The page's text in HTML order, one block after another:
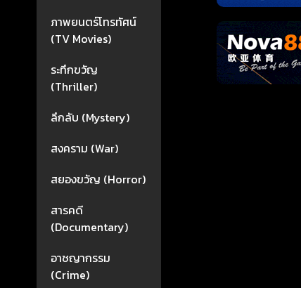
ภาพยนตร์โทรทัศน์
(TV Movies)
ระทึกขวัญ
(Thriller)
ลึกลับ (Mystery)
สงคราม (War)
สยองขวัญ (Horror)
สารคดี
(Documentary)
อาชญากรรม
(Crime)